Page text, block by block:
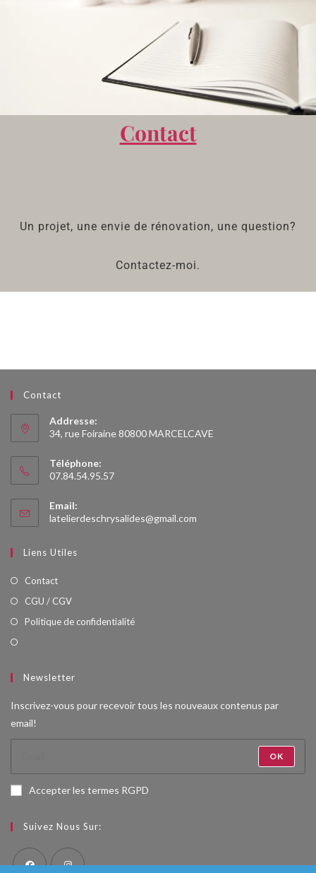
Contact
Un projet, une envie de rénovation, une question?
Contactez-moi.
Contact
Addresse:
34, rue Foiraine 80800 MARCELCAVE
Téléphone:
07.84.54.95.57
Email:
latelierdeschrysalides@gmail.com
Liens Utiles
Contact
CGU / CGV
Politique de confidentialité
Newsletter
Inscrivez-vous pour recevoir tous les nouveaux contenus par
email!
OK
Accepter les termes RGPD
Suivez Nous Sur: